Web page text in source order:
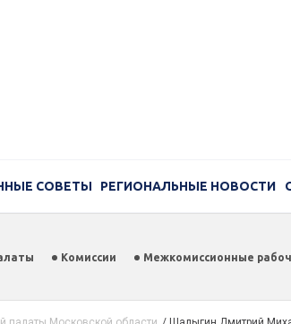
СОВЕТЫ РЕГИОНАЛЬНЫЕ НОВОСТИ
Комиссии Межкомиссионные